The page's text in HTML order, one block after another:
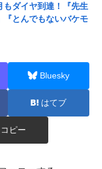
もダイヤ到達！『先生
『とんでもないバケモ
ズ』はDLSS込みで
い？ E5甲はウイニン
皆吹雪初期艦なんだろ
Bluesky
はてブ
コピー